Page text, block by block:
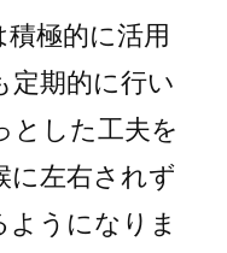
極的に活用
定期的に行い
とした工夫を
に左右されず
うになりま